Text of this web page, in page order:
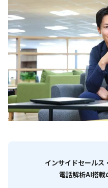
インサイドセールス
電話解析AI搭